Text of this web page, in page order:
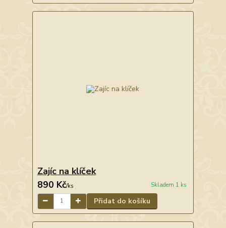
Zajíc na klíček
890 Kč/ks Skladem 1 ks
Přidat do košíku